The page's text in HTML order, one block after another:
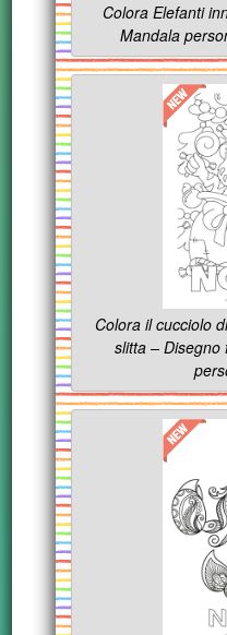
Colora Elefanti
Mandala
Colora il cucciolo
slitta –